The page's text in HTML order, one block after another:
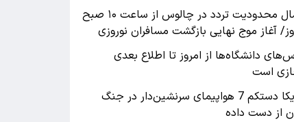
اعمال محدودیت تردد در چالوس از ساعت ۱۰ صبح
آغاز موج نهایی بازگشت مسافران نوروزی
دانشگاه‌ها از امروز تا اطلاع بعدی
است
آمریکا دستکم 7 هواپیمای سرنشین‌دار در جنگ
از دست داده